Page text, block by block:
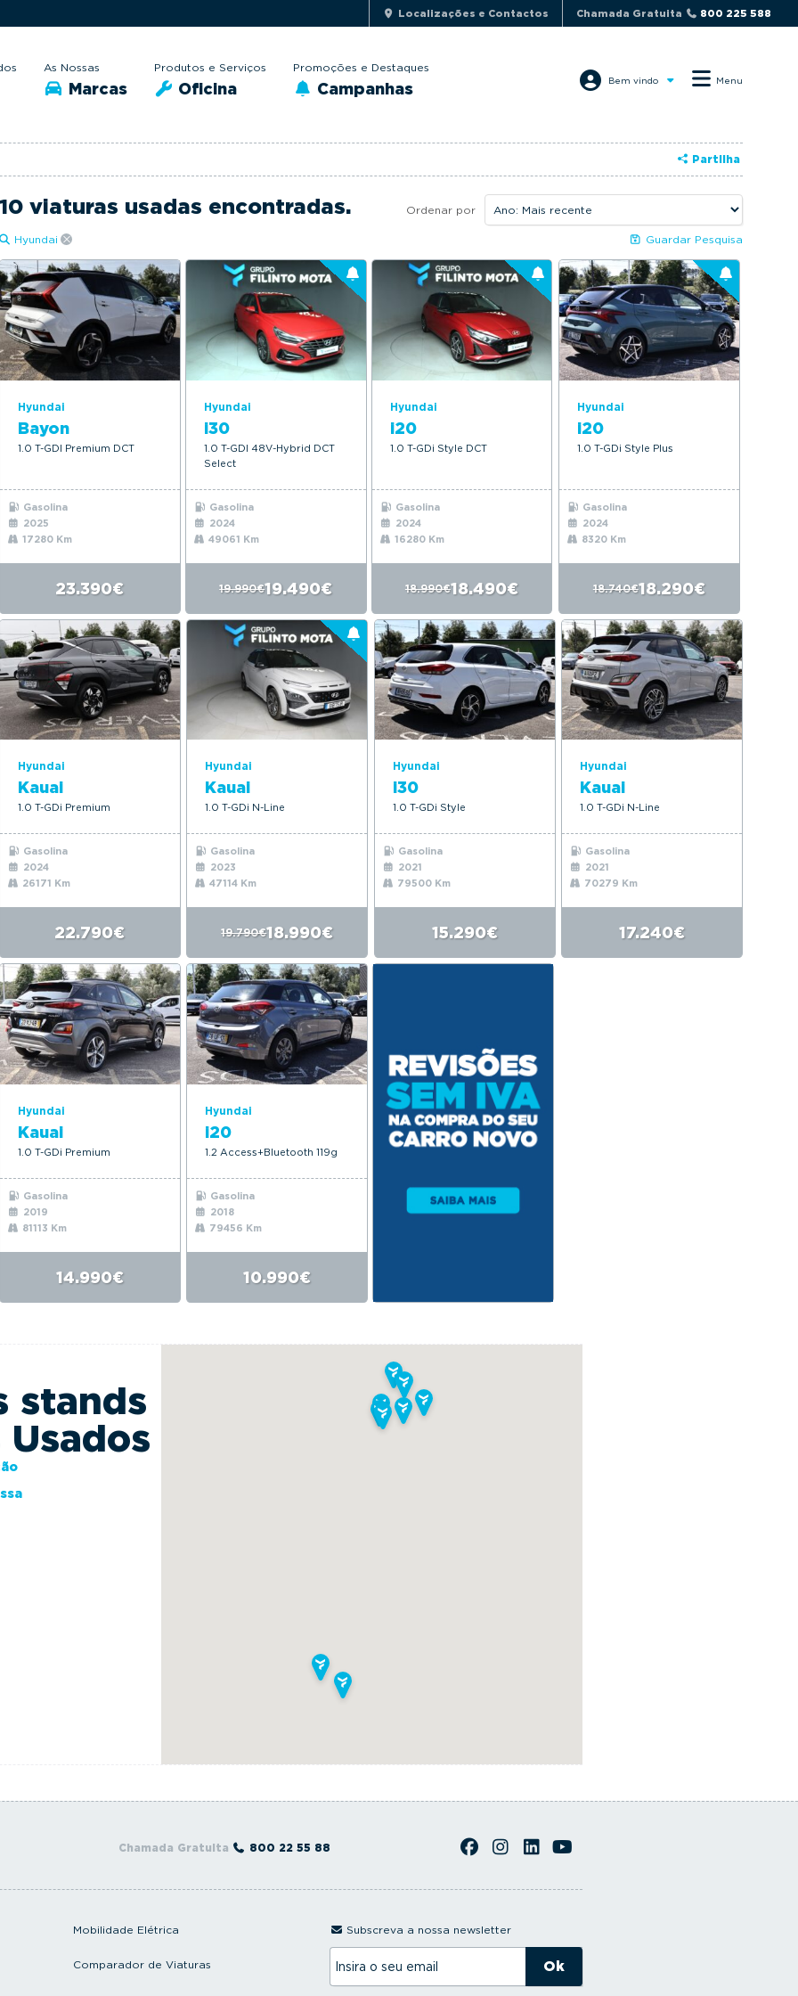
Localizações e Contactos Chamada Gratuita 800 225 588
As Nossas
Marcas
Produtos e Serviços
Oficina
Promoções e Destaques
Campanhas Bem vindo Menu
Partilha
10 viaturas usadas encontradas. Ordenar por
Hyundai Guardar Pesquisa
Hyundai
Bayon
1.0 T-GDI Premium DCT
Gasolina
2025
17280 Km
23.390€
Hyundai
i30
1.0 T-GDI 48V-Hybrid DCT
Select
Gasolina
2024
49061 Km
19.990€19.490€
Hyundai
i20
1.0 T-GDi Style DCT
Gasolina
2024
16280 Km
18.990€18.490€
Hyundai
i20
1.0 T-GDi Style Plus
Gasolina
2024
8320 Km
18.740€18.290€
Hyundai
Kauai
1.0 T-GDi Premium
Gasolina
2024
26171 Km
22.790€
Hyundai
Kauai
1.0 T-GDi N-Line
Gasolina
2023
47114 Km
19.790€18.990€
Hyundai
i30
1.0 T-GDi Style
Gasolina
2021
79500 Km
15.290€
Hyundai
Kauai
1.0 T-GDi N-Line
Gasolina
2021
70279 Km
17.240€
Hyundai
Kauai
1.0 T-GDi Premium
Gasolina
2019
81113 Km
14.990€
Hyundai
i20
1.2 Access+Bluetooth 119g
Gasolina
2018
79456 Km
10.990€
stands
Chamada Gratuita 800 22 55 88
Mobilidade Elétrica
Comparador de Viaturas
Subscreva a nossa newsletter
s